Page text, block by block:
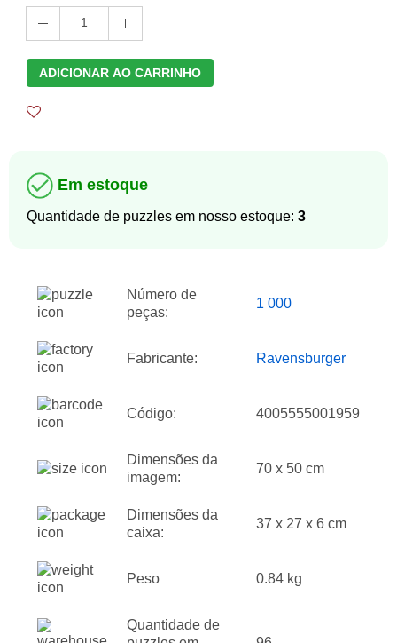
1
ADICIONAR AO CARRINHO
Em estoque
Quantidade de puzzles em nosso estoque: 3
Número de
peças:
1 000
Fabricante: Ravensburger
Código: 4005555001959
Dimensões da
imagem:
70 x 50 cm
Dimensões da
caixa:
37 x 27 x 6 cm
Peso 0.84 kg
Quantidade de